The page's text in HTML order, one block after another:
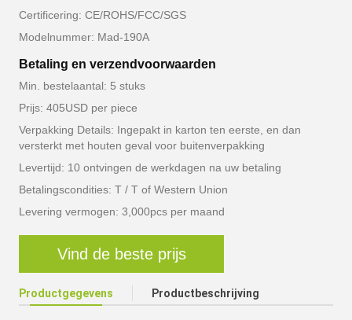
Certificering: CE/ROHS/FCC/SGS
Modelnummer: Mad-190A
Betaling en verzendvoorwaarden
Min. bestelaantal: 5 stuks
Prijs: 405USD per piece
Verpakking Details: Ingepakt in karton ten eerste, en dan
versterkt met houten geval voor buitenverpakking
Levertijd: 10 ontvingen de werkdagen na uw betaling
Betalingscondities: T / T of Western Union
Levering vermogen: 3,000pcs per maand
Vind de beste prijs
Productgegevens Productbeschrijving